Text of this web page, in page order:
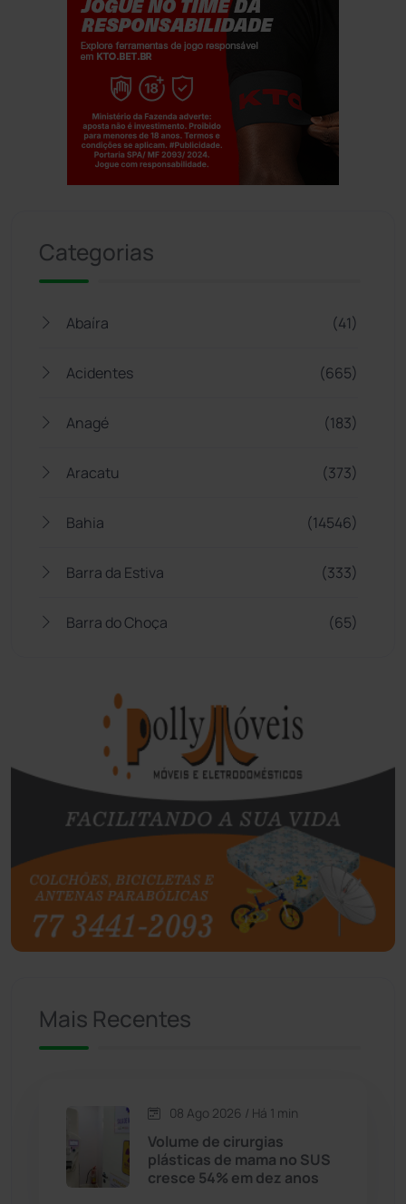
Categorias
Abaíra (41)
Acidentes (665)
Anagé (183)
Aracatu (373)
Bahia (14546)
Barra da Estiva (333)
Barra do Choça (65)
Bom Jesus da Lapa
Boquira
Botuporã (72)
Brasil (7680)
Brumado (31958)
Caetanos
Cândido Sales (121)
Mais Recentes
08 Ago 2026 / Há 1 min
Volume de cirurgias
plásticas de mama no SUS
cresce 54% em dez anos